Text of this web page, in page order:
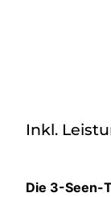
Inkl.
Die 3-Seen-